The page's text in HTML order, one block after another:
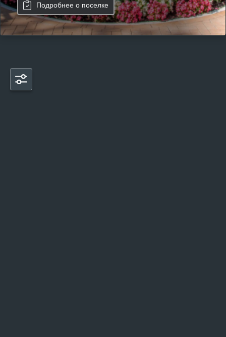
Подробнее о поселке